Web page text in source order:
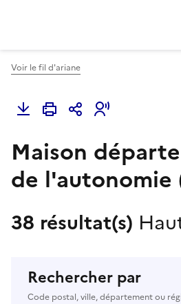
Voir le fil d'ariane
Maison
de l'autonomie
38 résultat(s)
Rechercher par
Code postal, ville, département ou